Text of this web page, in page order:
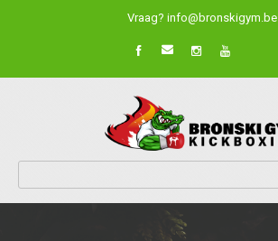
Vraag? info@bronskigym.be